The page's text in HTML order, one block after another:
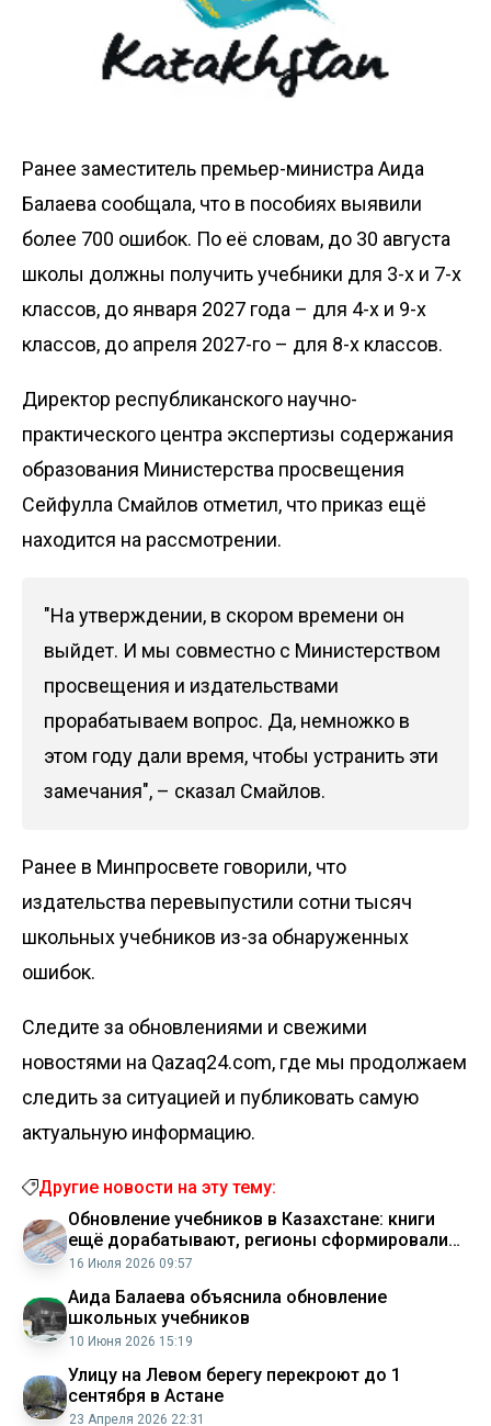
Ранее заместитель премьер-министра Аида
Балаева сообщала, что в пособиях выявили
более 700 ошибок. По её словам, до 30 августа
школы должны получить учебники для 3-х и 7-х
классов, до января 2027 года – для 4-х и 9-х
классов, до апреля 2027-го – для 8-х классов.
Директор республиканского научно-
практического центра экспертизы содержания
образования Министерства просвещения
Сейфулла Смайлов отметил, что приказ ещё
находится на рассмотрении.
"На утверждении, в скором времени он
выйдет. И мы совместно с Министерством
просвещения и издательствами
прорабатываем вопрос. Да, немножко в
этом году дали время, чтобы устранить эти
замечания", – сказал Смайлов.
Ранее в Минпросвете говорили, что
издательства перевыпустили сотни тысяч
школьных учебников из-за обнаруженных
ошибок.
Следите за обновлениями и свежими
новостями на Qazaq24.com, где мы продолжаем
следить за ситуацией и публиковать самую
актуальную информацию.
Другие новости на эту тему:
Обновление учебников в Казахстане: книги
ещё дорабатывают, регионы сформировали
заявки
16 Июля 2026 09:57
Аида Балаева объяснила обновление
школьных учебников
10 Июня 2026 15:19
Улицу на Левом берегу перекроют до 1
сентября в Астане
23 Апреля 2026 22:31